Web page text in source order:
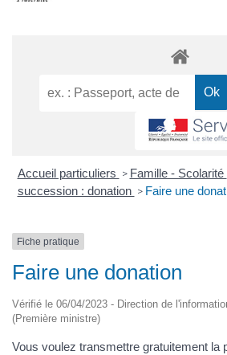
Accueil particuliers > Famille - Scolarité
succession : donation > Faire une
Fiche pratique
Faire une donation
Vérifié le 06/04/2023 - Direction de
(Première ministre)
Vous voulez transmettre gratuitement la